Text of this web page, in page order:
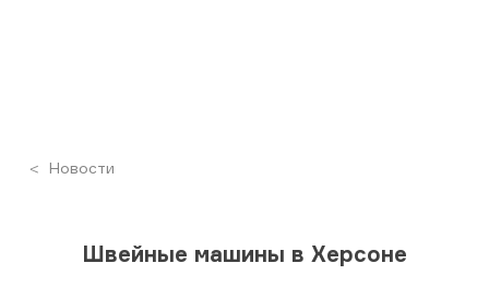
Новости
Швейные машины в Херсоне